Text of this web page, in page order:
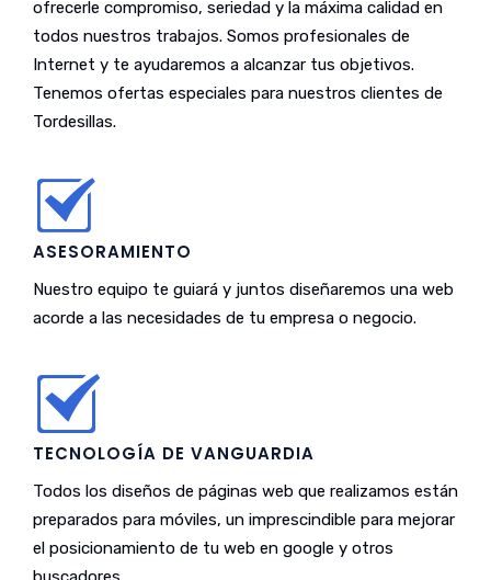
ofrecerle compromiso, seriedad y la máxima calidad en
todos nuestros trabajos. Somos profesionales de
Internet y te ayudaremos a alcanzar tus objetivos.
Tenemos ofertas especiales para nuestros clientes de
Tordesillas.
ASESORAMIENTO
Nuestro equipo te guiará y juntos diseñaremos una web
acorde a las necesidades de tu empresa o negocio.
TECNOLOGÍA DE VANGUARDIA
Todos los diseños de páginas web que realizamos están
preparados para móviles, un imprescindible para mejorar
el posicionamiento de tu web en google y otros